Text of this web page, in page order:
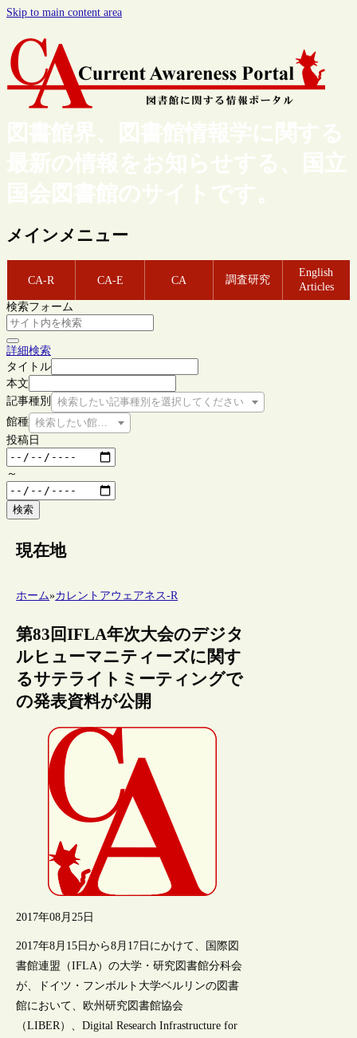
Skip to main content area
図書館界、図書館情報学に関する
最新の情報をお知らせする、国立
国会図書館のサイトです。
メインメニュー
CA-R CA-E CA 調査研究
English
Articles
検索フォーム
詳細検索
タイトル
本文
記事種別
検索したい記事種別を選択してください
館種 検索したい館種を選択してください
投稿日
～
検索
現在地
ホーム»カレントアウェアネス-R
第83回IFLA年次大会のデジタ
ルヒューマニティーズに関す
るサテライトミーティングで
の発表資料が公開
2017年08月25日
2017年8月15日から8月17日にかけて、国際図
書館連盟（IFLA）の大学・研究図書館分科会
が、ドイツ・フンボルト大学ベルリンの図書
館において、欧州研究図書館協会
（LIBER）、Digital Research Infrastructure for